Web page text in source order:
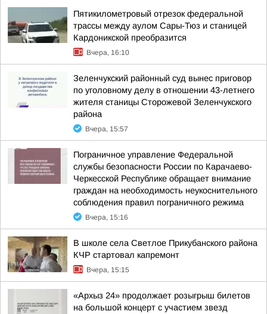
Пятикилометровый отрезок федеральной
трассы между аулом Сары-Тюз и станицей
Кардоникской преобразится
Вчера, 16:10
Зеленчукский районный суд вынес приговор
по уголовному делу в отношении 43-летнего
жителя станицы Сторожевой Зеленчукского
района
Вчера, 15:57
Пограничное управление Федеральной
службы безопасности России по Карачаево-
Черкесской Республике обращает внимание
граждан на необходимость неукоснительного
соблюдения правил пограничного режима
Вчера, 15:16
В школе села Светлое Прикубанского района
КЧР стартовал капремонт
Вчера, 15:15
«Архыз 24» продолжает розыгрыш билетов
на большой концерт с участием звезд